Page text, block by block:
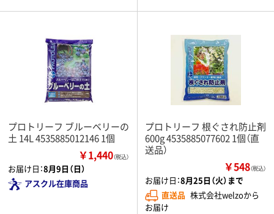
プロトリーフ ブルーベリーの
土 14L 4535885012146 1個
￥1,440（税込）
お届け日：8月9日（日）
アスクル在庫商品
プロトリーフ 根ぐされ防止剤
600g 4535885077602 1個（直
送品）
￥548（税込）
お届け日：8月25日（火）まで
直送品 株式会社welzoから
お届け